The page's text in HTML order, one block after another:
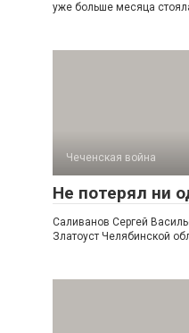
уже больше месяца
Чеченская война
Не потерял ни
Саливанов Сергей
Златоуст Челябинской